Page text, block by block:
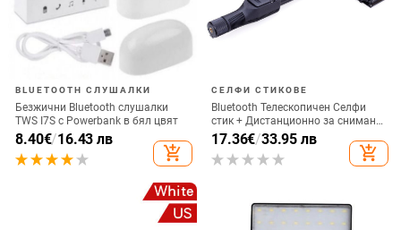
BLUETOOTH СЛУШАЛКИ
Безжични Bluetooth слушалки
TWS I7S с Powerbank в бял цвят
8.40€/16.43 лв
add_shopping_cart
СЕЛФИ СТИКОВЕ
Bluetooth Телескопичен Селфи
стик + Дистанционно за снимане,
съвместим с Android и IOS - Черен
17.36€/33.95 лв
add_shopping_cart